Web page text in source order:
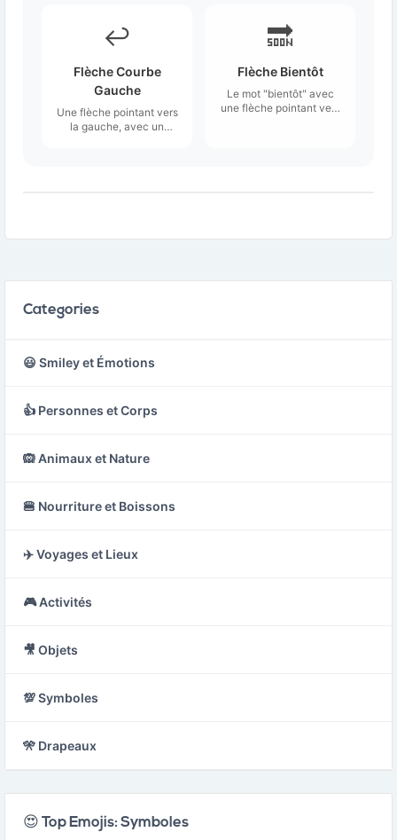
↩️
Flèche Courbe
Gauche
Une flèche pointant vers
la gauche, avec un
🔜
Flèche Bientôt
Le mot "bientôt" avec
une flèche pointant vers
Categories
😃 Smiley et Émotions
👍 Personnes et Corps
🙉 Animaux et Nature
🍔 Nourriture et Boissons
✈️ Voyages et Lieux
🎮 Activités
🎥 Objets
💯 Symboles
🎌 Drapeaux
😍 Top Emojis: Symboles